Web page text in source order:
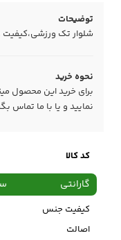
توضیحات
شلوار تک ورزشی،کیفیت
نحوه خرید
برای خرید این محصول
نمایید و یا با ما تماس
کد کالا
گارانتی
کیفیت جنس
اصالت